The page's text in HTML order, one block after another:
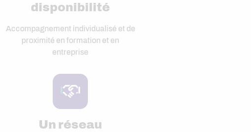
disponibilité
Accompagnement individualisé et de
proximité en formation et en
entreprise
Un réseau